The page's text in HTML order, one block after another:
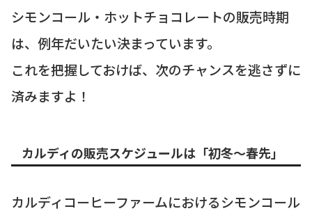
シモンコール・ホットチョコレートの販売時期
は、例年だいたい決まっています。
これを把握しておけば、次のチャンスを逃さずに
済みますよ！
カルディの販売スケジュールは「初冬〜春先」
カルディコーヒーファームにおけるシモンコール